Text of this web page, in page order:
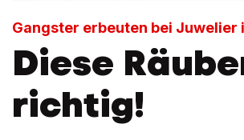
Gangster erbeuten bei Juwelier
Diese
richtig!